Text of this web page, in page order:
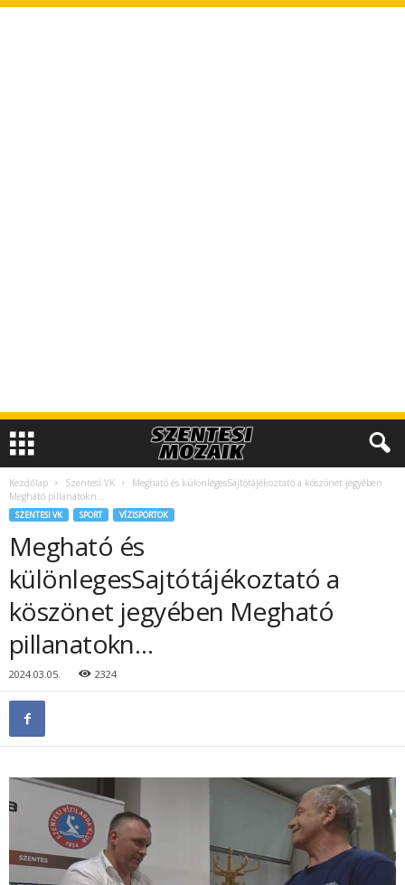
Kezdőlap Szentesi VK
Megható és különlegesSajtótájékoztató a köszönet jegyében
Megható pillanatokn…
SZENTESI VK SPORT VÍZISPORTOK
Megható és
különlegesSajtótájékoztató a
köszönet jegyében Megható
pillanatokn…
2024.03.05. 2324